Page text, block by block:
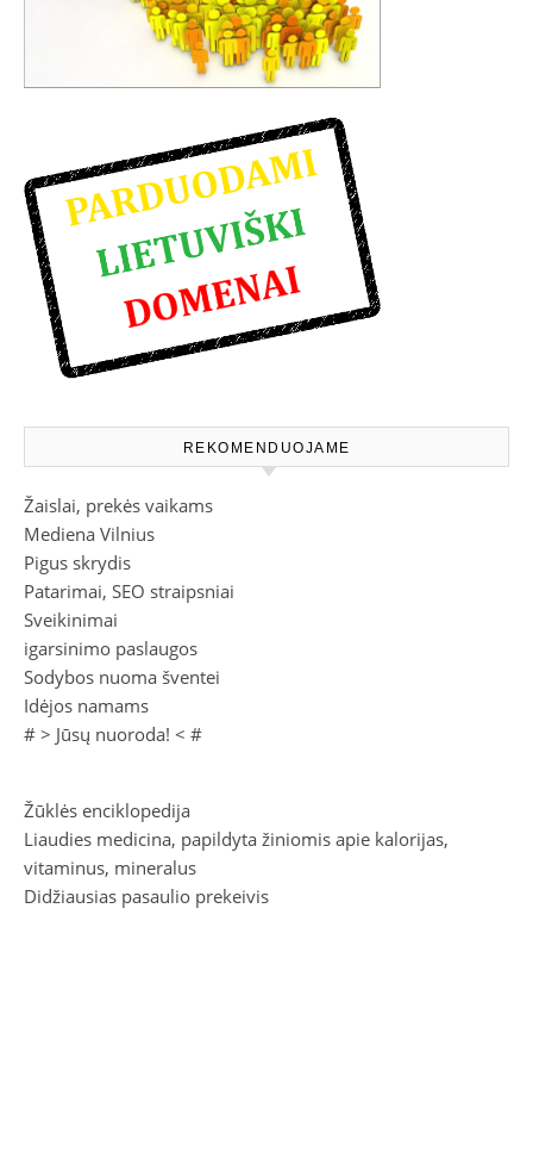
REKOMENDUOJAME
Žaislai, prekės vaikams
Mediena Vilnius
Pigus skrydis
Patarimai, SEO straipsniai
Sveikinimai
igarsinimo paslaugos
Sodybos nuoma šventei
Idėjos namams
# > Jūsų nuoroda! < #
Žūklės enciklopedija
Liaudies medicina, papildyta žiniomis apie kalorijas,
vitaminus, mineralus
Didžiausias pasaulio prekeivis